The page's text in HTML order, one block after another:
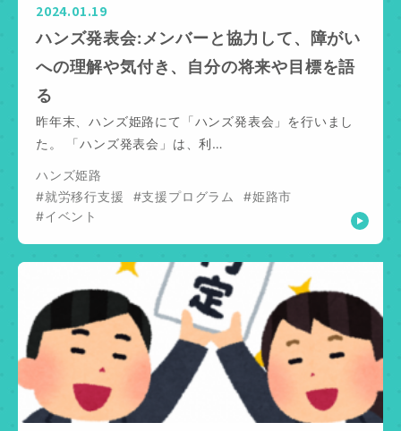
2024.01.19
ハンズ発表会:メンバーと協力して、障がい
への理解や気付き、自分の将来や目標を語
る
昨年末、ハンズ姫路にて「ハンズ発表会」を行いまし
た。 「ハンズ発表会」は、利…
ハンズ姫路
#就労移行支援
#支援プログラム
#姫路市
#イベント